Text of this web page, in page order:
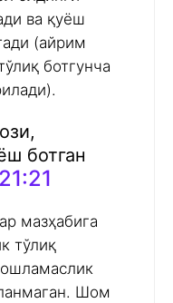
ва қуёш
(айрим
ботгунча
ботган
21:21
мазҳабига
тўлиқ
Шом